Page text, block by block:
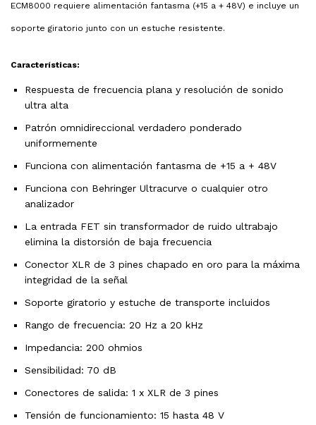
ECM8000 requiere alimentación fantasma (+15 a + 48V) e incluye un
soporte giratorio junto con un estuche resistente.
Características:
Respuesta de frecuencia plana y resolución de sonido
ultra alta
Patrón omnidireccional verdadero ponderado
uniformemente
Funciona con alimentación fantasma de +15 a + 48V
Funciona con Behringer Ultracurve o cualquier otro
analizador
La entrada FET sin transformador de ruido ultrabajo
elimina la distorsión de baja frecuencia
Conector XLR de 3 pines chapado en oro para la máxima
integridad de la señal
Soporte giratorio y estuche de transporte incluidos
Rango de frecuencia: 20 Hz a 20 kHz
Impedancia: 200 ohmios
Sensibilidad: 70 dB
Conectores de salida: 1 x XLR de 3 pines
Tensión de funcionamiento: 15 hasta 48 V